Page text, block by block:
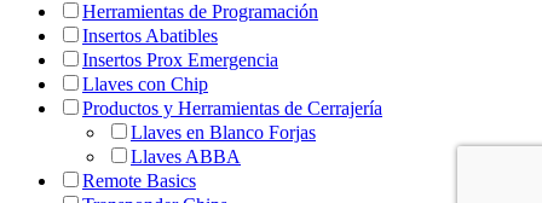
Herramientas de Programación
Insertos Abatibles
Insertos Prox Emergencia
Llaves con Chip
Productos y Herramientas de Cerrajería
Llaves en Blanco Forjas
Llaves ABBA
Remote Basics